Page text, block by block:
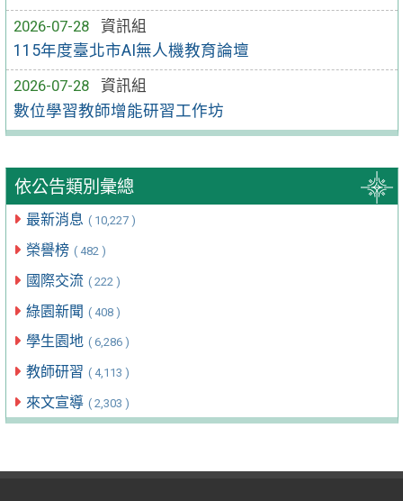
2026-07-28
資訊組
115年度臺北市AI無人機教育論壇
2026-07-28
資訊組
數位學習教師增能研習工作坊
依公告類別彙總
最新消息 ( 10,227 )
榮譽榜 ( 482 )
國際交流 ( 222 )
綠園新聞 ( 408 )
學生園地 ( 6,286 )
教師研習 ( 4,113 )
來文宣導 ( 2,303 )